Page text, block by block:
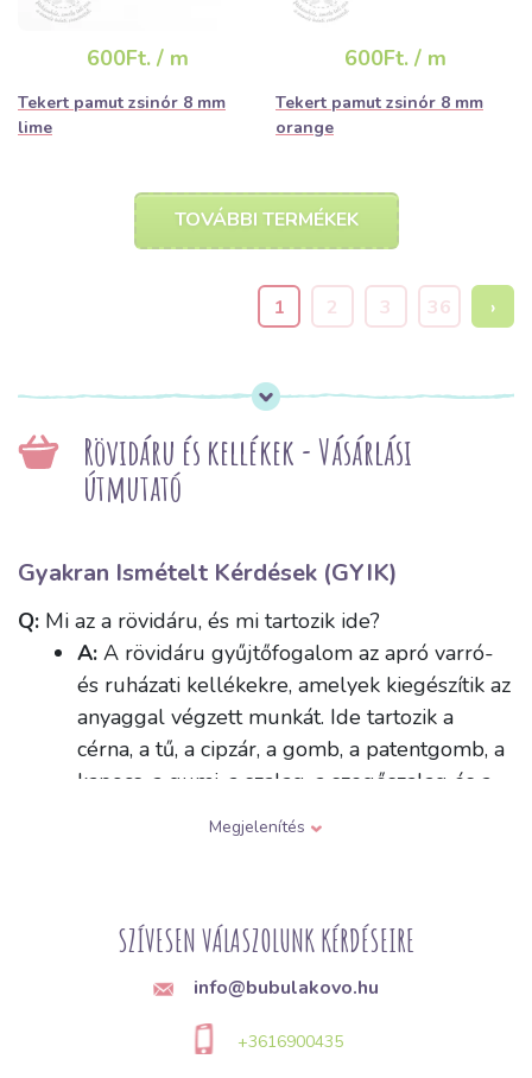
600Ft. / m
Tekert pamut zsinór 8 mm
lime
600Ft. / m
Tekert pamut zsinór 8 mm
orange
TOVÁBBI TERMÉKEK
1 2 3 36 ›
Rövidáru és kellékek - Vásárlási
útmutató
Gyakran Ismételt Kérdések (GYIK)
Q: Mi az a rövidáru, és mi tartozik ide?
A: A rövidáru gyűjtőfogalom az apró varró-
és ruházati kellékekre, amelyek kiegészítik az
anyaggal végzett munkát. Ide tartozik a
cérna, a tű, a cipzár, a gomb, a patentgomb, a
kapocs, a gumi, a szalag, a szegőszalag és a
tépőzár, valamint különféle díszítőelemek is.
Ezek azok a kellékek, amelyek összetartják a
Hogyan válasszam ki a varrógépbe a megfelelő
tűt az anyag típusa szerint?
A tűk vastagságban és a hegyük
formájában térnek el egymástól, az anyag
Megjelenítés
SZÍVESEN VÁLASZOLUNK KÉRDÉSEIRE
info@bubulakovo.hu
+3616900435